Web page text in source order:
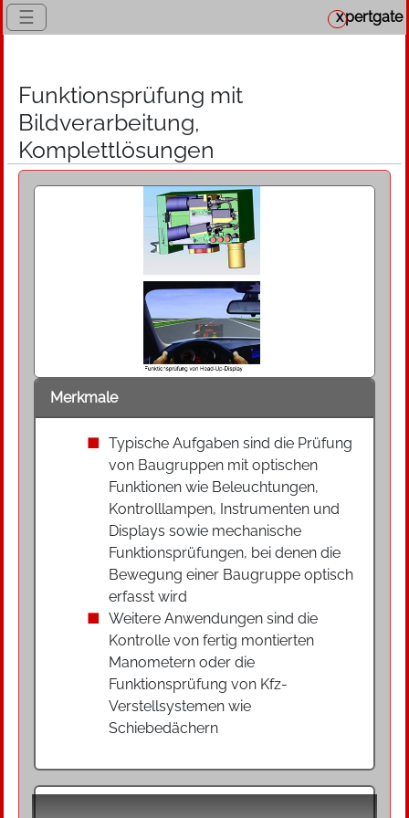
☰ xpertgate
Funktionsprüfung mit
Bildverarbeitung,
Komplettlösungen
Merkmale
Typische Aufgaben sind die Prüfung
von Baugruppen mit optischen
Funktionen wie Beleuchtungen,
Kontrolllampen, Instrumenten und
Displays sowie mechanische
Funktionsprüfungen, bei denen die
Bewegung einer Baugruppe optisch
erfasst wird
Weitere Anwendungen sind die
Kontrolle von fertig montierten
Manometern oder die
Funktionsprüfung von Kfz-
Verstellsystemen wie
Schiebedächern